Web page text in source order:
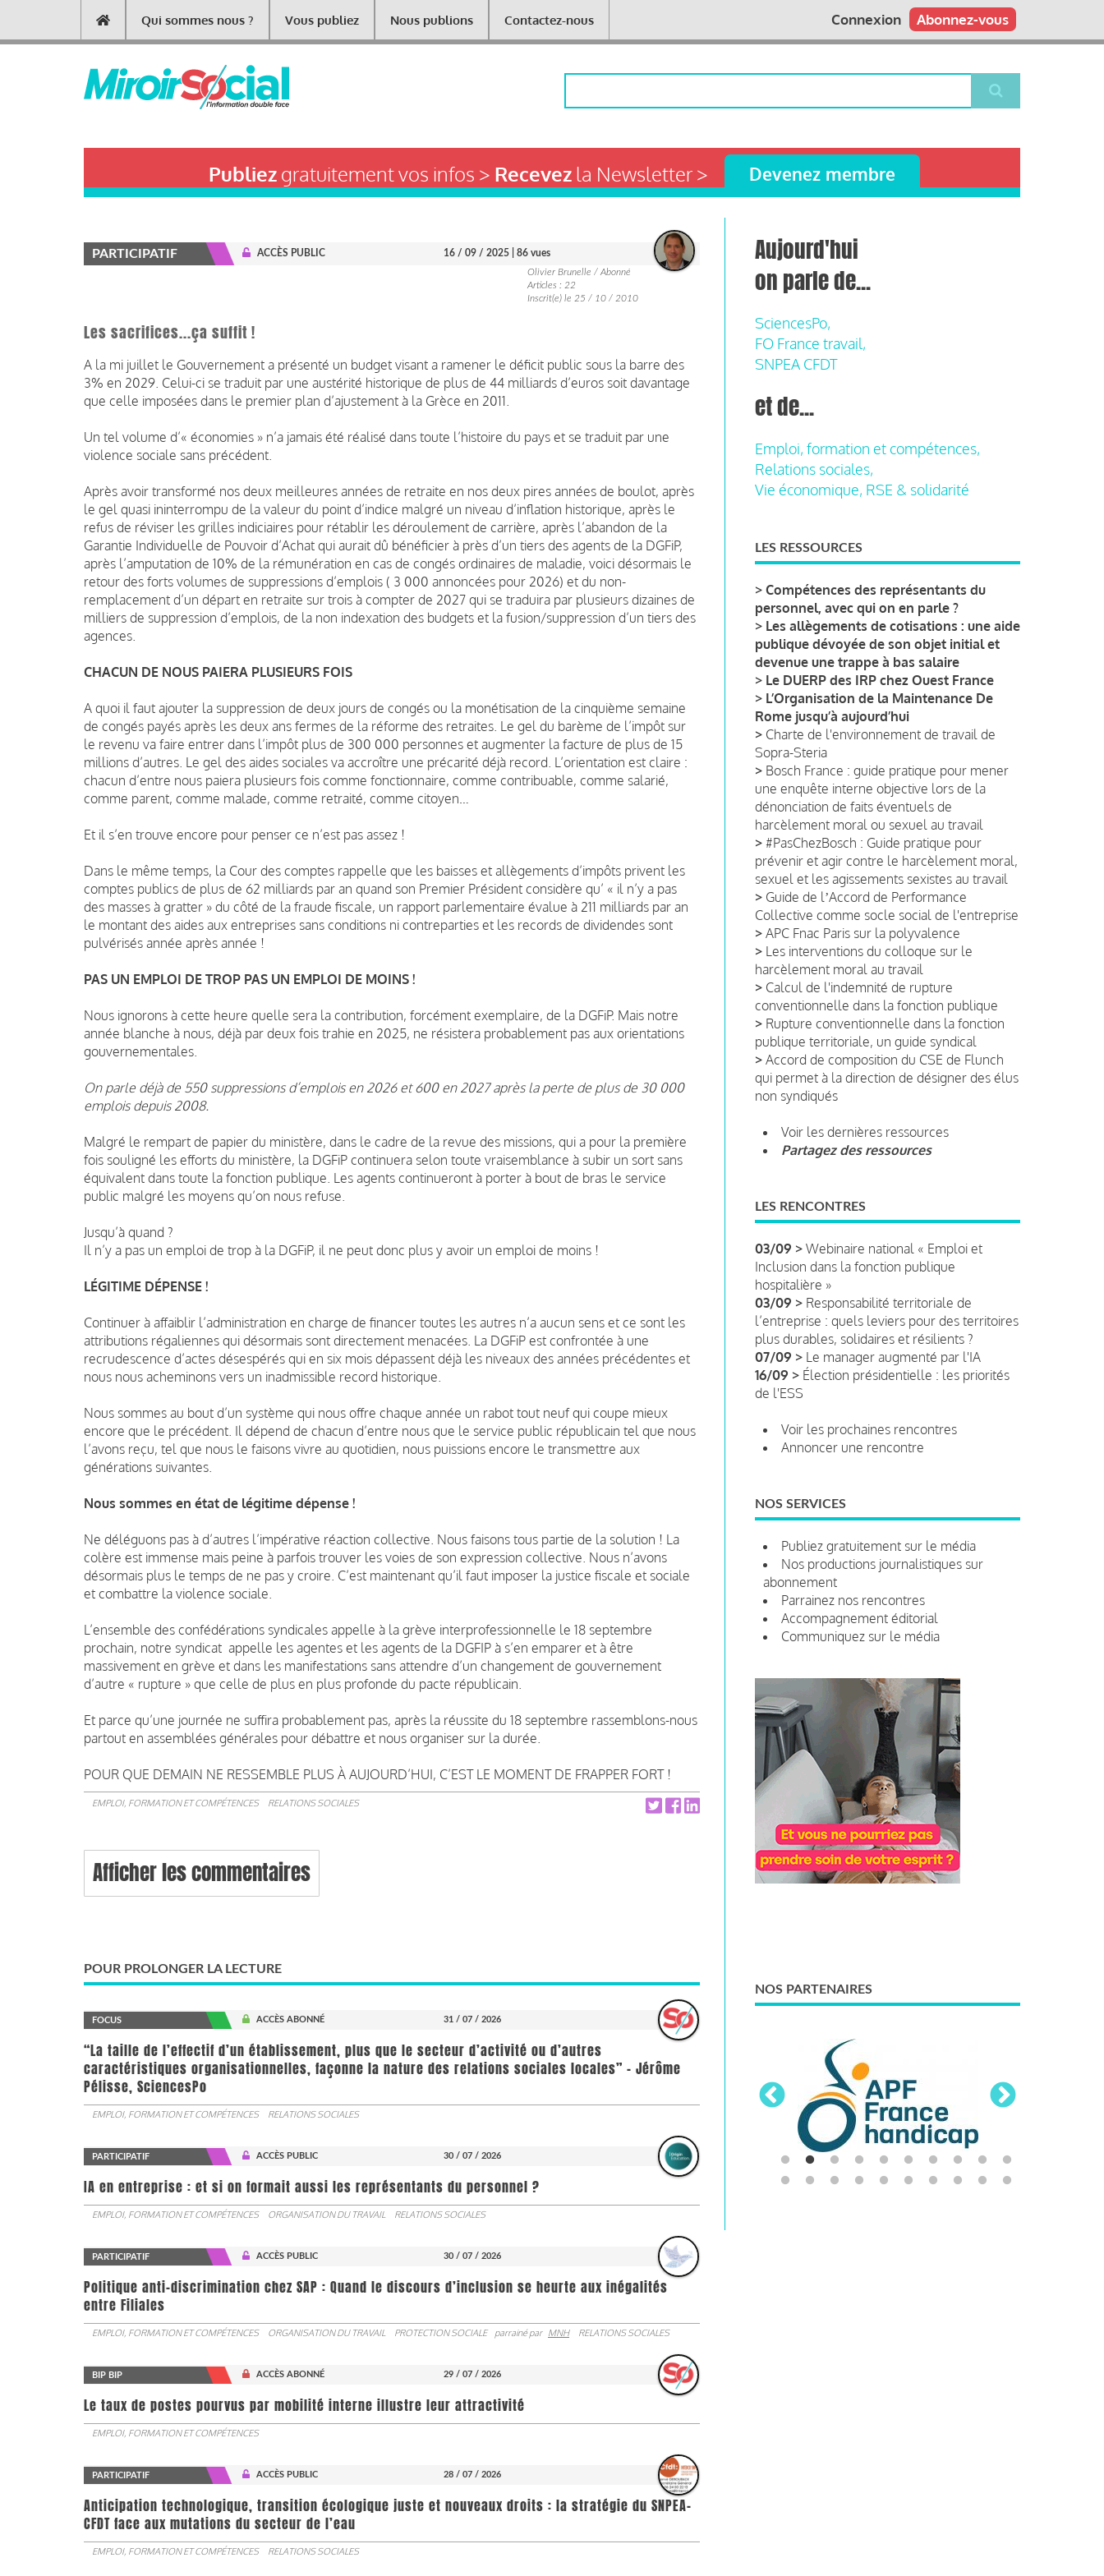
contenu
Main
navigation
Qui sommes nous ? Vous publiez Nous publions Contactez-nous Abonnez-vous
Connexion
Publiezgratuitement vos infos > Recevezla Newsletter > Devenez membre
PARTICIPATIF ACCÈS PUBLIC 16 / 09 / 2025
| 86 vues
Olivier Brunelle / Abonné
Articles : 22
Inscrit(e) le 25 / 10 / 2010
Les sacrifices...ça suffit !
A la mi juillet le Gouvernement a présenté un budget visant a ramener le déficit public sous la barre des
3% en 2029. Celui-ci se traduit par une austérité historique de plus de 44 milliards d’euros soit davantage
que celle imposées dans le premier plan d’ajustement à la Grèce en 2011.
Un tel volume d’« économies » n’a jamais été réalisé dans toute l’histoire du pays et se traduit par une
violence sociale sans précédent.
Après avoir transformé nos deux meilleures années de retraite en nos deux pires années de boulot, après
le gel quasi ininterrompu de la valeur du point d’indice malgré un niveau d’inflation historique, après le
refus de réviser les grilles indiciaires pour rétablir les déroulement de carrière, après l’abandon de la
Garantie Individuelle de Pouvoir d’Achat qui aurait dû bénéficier à près d’un tiers des agents de la DGFiP,
après l’amputation de 10% de la rémunération en cas de congés ordinaires de maladie, voici désormais le
retour des forts volumes de suppressions d’emplois ( 3 000 annoncées pour 2026) et du non-
remplacement d’un départ en retraite sur trois à compter de 2027 qui se traduira par plusieurs dizaines de
milliers de suppression d’emplois, de la non indexation des budgets et la fusion/suppression d’un tiers des
agences.
CHACUN DE NOUS PAIERA PLUSIEURS FOIS
A quoi il faut ajouter la suppression de deux jours de congés ou la monétisation de la cinquième semaine
de congés payés après les deux ans fermes de la réforme des retraites. Le gel du barème de l’impôt sur
le revenu va faire entrer dans l’impôt plus de 300 000 personnes et augmenter la facture de plus de 15
millions d’autres. Le gel des aides sociales va accroître une précarité déjà record. L’orientation est claire :
chacun d’entre nous paiera plusieurs fois comme fonctionnaire, comme contribuable, comme salarié,
comme parent, comme malade, comme retraité, comme citoyen…
Et il s’en trouve encore pour penser ce n’est pas assez !
Dans le même temps, la Cour des comptes rappelle que les baisses et allègements d’impôts privent les
comptes publics de plus de 62 milliards par an quand son Premier Président considère qu’ « il n’y a pas
des masses à gratter » du côté de la fraude fiscale, un rapport parlementaire évalue à 211 milliards par an
le montant des aides aux entreprises sans conditions ni contreparties et les records de dividendes sont
pulvérisés année après année !
PAS UN EMPLOI DE TROP PAS UN EMPLOI DE MOINS !
Nous ignorons à cette heure quelle sera la contribution, forcément exemplaire, de la DGFiP. Mais notre
année blanche à nous, déjà par deux fois trahie en 2025, ne résistera probablement pas aux orientations
gouvernementales.
On parle déjà de 550 suppressions d’emplois en 2026 et 600 en 2027 après la perte de plus de 30 000
emplois depuis 2008.
Malgré le rempart de papier du ministère, dans le cadre de la revue des missions, qui a pour la première
fois souligné les efforts du ministère, la DGFiP continuera selon toute vraisemblance à subir un sort sans
équivalent dans toute la fonction publique. Les agents continueront à porter à bout de bras le service
public malgré les moyens qu’on nous refuse.
Jusqu’à quand ?
Il n’y a pas un emploi de trop à la DGFiP, il ne peut donc plus y avoir un emploi de moins !
LÉGITIME DÉPENSE !
Continuer à affaiblir l’administration en charge de financer toutes les autres n’a aucun sens et ce sont les
attributions régaliennes qui désormais sont directement menacées. La DGFiP est confrontée à une
recrudescence d’actes désespérés qui en six mois dépassent déjà les niveaux des années précédentes et
nous nous acheminons vers un inadmissible record historique.
Nous sommes au bout d’un système qui nous offre chaque année un rabot tout neuf qui coupe mieux
encore que le précédent. Il dépend de chacun d’entre nous que le service public républicain tel que nous
l’avons reçu, tel que nous le faisons vivre au quotidien, nous puissions encore le transmettre aux
générations suivantes.
Nous sommes en état de légitime dépense !
Ne déléguons pas à d’autres l’impérative réaction collective. Nous faisons tous partie de la solution ! La
colère est immense mais peine à parfois trouver les voies de son expression collective. Nous n’avons
désormais plus le temps de ne pas y croire. C’est maintenant qu’il faut imposer la justice fiscale et sociale
et combattre la violence sociale.
L’ensemble des confédérations syndicales appelle à la grève interprofessionnelle le 18 septembre
prochain, notre syndicat appelle les agentes et les agents de la DGFIP à s’en emparer et à être
massivement en grève et dans les manifestations sans attendre d’un changement de gouvernement
d’autre « rupture » que celle de plus en plus profonde du pacte républicain.
Et parce qu’une journée ne suffira probablement pas, après la réussite du 18 septembre rassemblons-nous
partout en assemblées générales pour débattre et nous organiser sur la durée.
POUR QUE DEMAIN NE RESSEMBLE PLUS À AUJOURD’HUI, C’EST LE MOMENT DE FRAPPER FORT !
EMPLOI, FORMATION ET COMPÉTENCES RELATIONS SOCIALES
Afficher les commentaires
POUR PROLONGER LA LECTURE
FOCUS ACCÈS ABONNÉ 31 / 07 / 2026
“La taille de l’effectif d’un établissement, plus que le secteur d’activité ou d’autres
caractéristiques organisationnelles, façonne la nature des relations sociales locales” - Jérôme
Pélisse, SciencesPo
EMPLOI, FORMATION ET COMPÉTENCES RELATIONS SOCIALES
PARTICIPATIF ACCÈS PUBLIC 30 / 07 / 2026
IA en entreprise : et si on formait aussi les représentants du personnel ?
EMPLOI, FORMATION ET COMPÉTENCES ORGANISATION DU TRAVAIL RELATIONS SOCIALES
PARTICIPATIF ACCÈS PUBLIC 30 / 07 / 2026
Politique anti-discrimination chez SAP : Quand le discours d’inclusion se heurte aux inégalités
entre Filiales
EMPLOI, FORMATION ET COMPÉTENCES ORGANISATION DU TRAVAIL PROTECTION SOCIALE parrainé par MNH RELATIONS SOCIALES
BIP BIP ACCÈS ABONNÉ 29 / 07 / 2026
Le taux de postes pourvus par mobilité interne illustre leur attractivité
EMPLOI, FORMATION ET COMPÉTENCES
PARTICIPATIF ACCÈS PUBLIC 28 / 07 / 2026
Anticipation technologique, transition écologique juste et nouveaux droits : la stratégie du SNPEA-
CFDT face aux mutations du secteur de l’eau
EMPLOI, FORMATION ET COMPÉTENCES RELATIONS SOCIALES
Aujourd'hui
on parle de...
SciencesPo,
FO France travail,
SNPEA CFDT
et de...
Emploi, formation et compétences,
Relations sociales,
Vie économique, RSE & solidarité
LES RESSOURCES
> Compétences des représentants du
personnel, avec qui on en parle ?
> Les allègements de cotisations : une aide
publique dévoyée de son objet initial et
devenue une trappe à bas salaire
> Le DUERP des IRP chez Ouest France
> L’Organisation de la Maintenance De
Rome jusqu’à aujourd’hui
> Charte de l'environnement de travail de
Sopra-Steria
> Bosch France : guide pratique pour mener
une enquête interne objective lors de la
dénonciation de faits éventuels de
harcèlement moral ou sexuel au travail
> #PasChezBosch : Guide pratique pour
prévenir et agir contre le harcèlement moral,
sexuel et les agissements sexistes au travail
> Guide de lʼAccord de Performance
Collective comme socle social de l'entreprise
> APC Fnac Paris sur la polyvalence
> Les interventions du colloque sur le
harcèlement moral au travail
> Calcul de l'indemnité de rupture
conventionnelle dans la fonction publique
> Rupture conventionnelle dans la fonction
publique territoriale, un guide syndical
> Accord de composition du CSE de Flunch
qui permet à la direction de désigner des élus
non syndiqués
Voir les dernières ressources
Partagez des ressources
LES RENCONTRES
03/09 > Webinaire national « Emploi et
Inclusion dans la fonction publique
hospitalière »
03/09 > Responsabilité territoriale de
l’entreprise : quels leviers pour des territoires
plus durables, solidaires et résilients ?
07/09 > Le manager augmenté par l'IA
16/09 > Élection présidentielle : les priorités
de l'ESS
Voir les prochaines rencontres
Annoncer une rencontre
NOS SERVICES
Publiez gratuitement sur le média
Nos productions journalistiques sur
abonnement
Parrainez nos rencontres
Accompagnement éditorial
Communiquez sur le média
NOS PARTENAIRES